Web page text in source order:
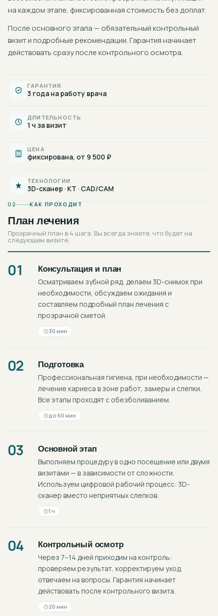
на каждом этапе, фиксированная стоимость без доплат.
После основного этапа — обязательный контрольный
визит и подробные рекомендации. Гарантия начинает
действовать сразу после контрольного осмотра.
ГАРАНТИЯ
3 года на работу врача
ДЛИТЕЛЬНОСТЬ
1 ч за визит
ЦЕНА
фиксирована, от 9 500 ₽
ТЕХНОЛОГИИ
3D-сканер · КТ · CAD/CAM
02 КАК ПРОХОДИТ
План лечения
Прозрачный план в 4 шага. Вы всегда знаете, что будет на
следующем визите.
01 Консультация и план
Осматриваем зубной ряд, делаем 3D-снимок при
необходимости, обсуждаем ожидания и
составляем подробный план лечения с
прозрачной сметой.
30 мин
02 Подготовка
Профессиональная гигиена, при необходимости —
лечение кариеса в зоне работ, замеры и слепки.
Все этапы проходят с обезболиванием.
до 60 мин
03 Основной этап
Выполняем процедуру в одно посещение или двумя
визитами — в зависимости от сложности.
Используем цифровой рабочий процесс: 3D-
сканер вместо неприятных слепков.
1 ч
04 Контрольный осмотр
Через 7–14 дней приходим на контроль:
проверяем результат, корректируем уход,
отвечаем на вопросы. Гарантия начинает
действовать после контрольного визита.
20 мин